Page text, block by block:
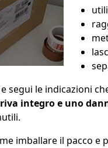
le indicazioni
integro e uno
imballare il pacco